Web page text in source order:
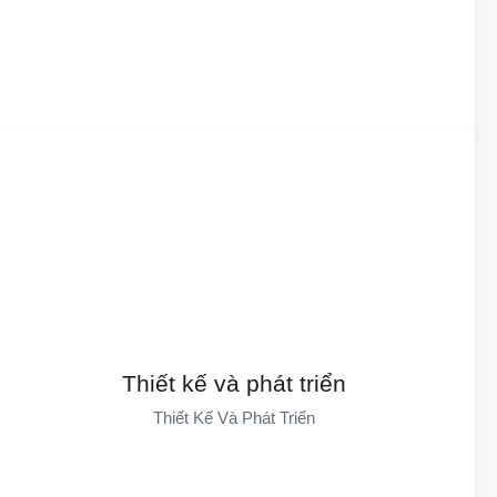
Thiết kế và phát triển
Thiết Kế Và Phát Triển
Đội Ngũ Của Chúng Tôi Cung Cấp Dịch Vụ Thiết Kế, Nghiên Cứu
Và Phát Triển, Cùng Với 65 Bằng Sáng Chế, Giải Quyết Các Vấn
Đề Phức Tạp Bằng Những Ý Tưởng Độc Đáo. Chúng Tôi Cung